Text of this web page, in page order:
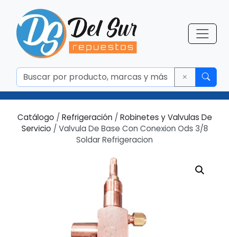
Catálogo / Refrigeración/ Robinetes y Valvulas De
Servicio / Valvula De Base Con Conexion Ods 3/8
Soldar Refrigeracion